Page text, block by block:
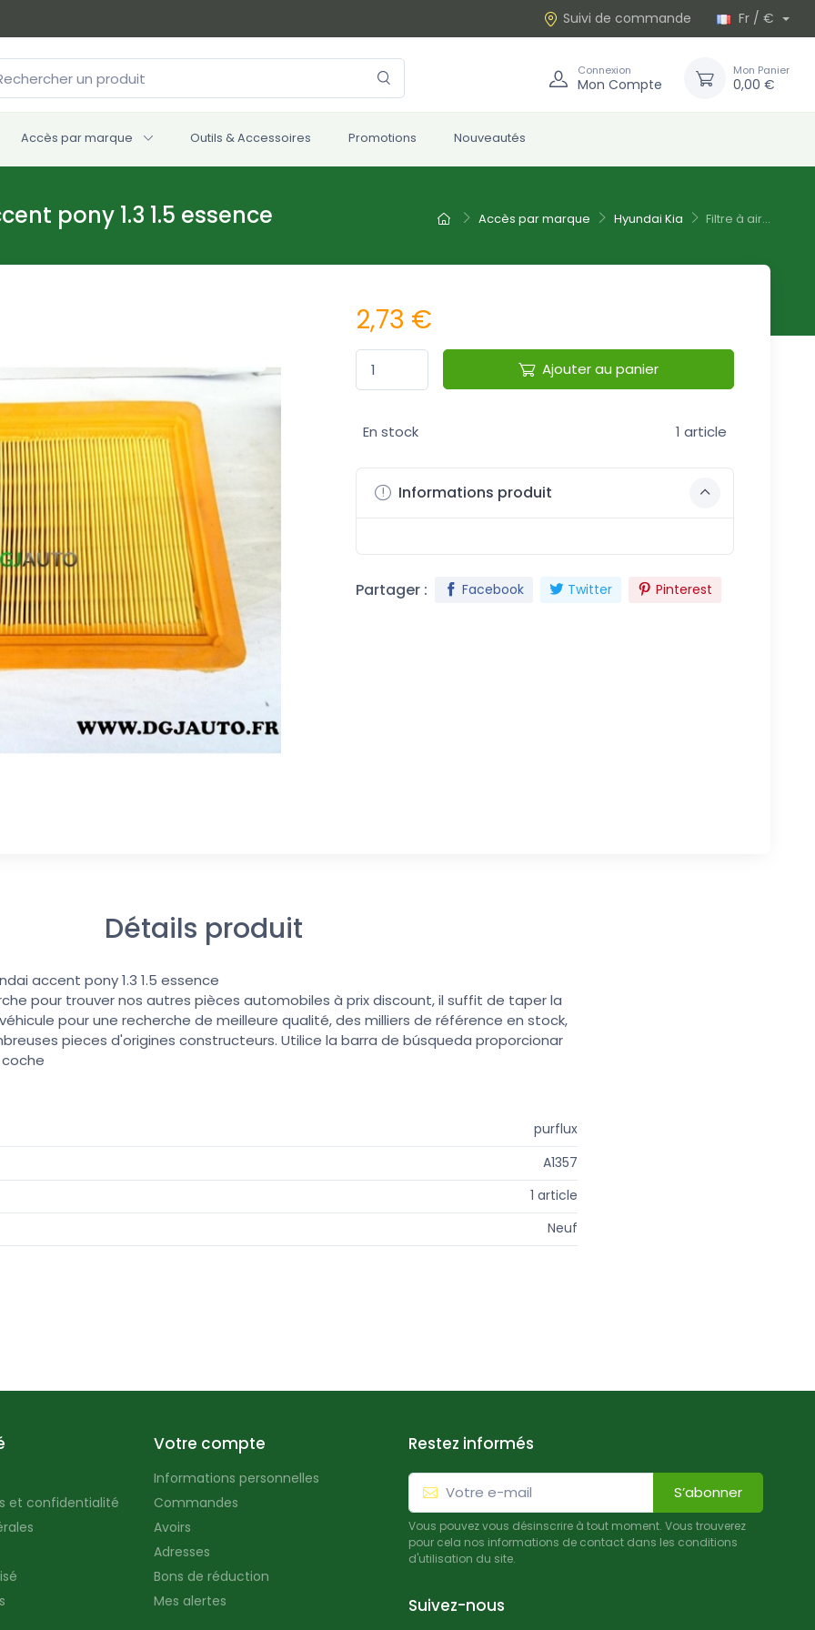
Suivi de commande Fr / €
Connexion
Mon Compte
Mon Panier
0,00 €
Accès par marque Outils & Accessoires Promotions Nouveautés
Accès par marque Hyundai Kia Filtre à air...
pony 1.3 1.5 essence
2,73 €
Ajouter au panier
En stock 1 article
Informations produit
Partager : Facebook Twitter Pinterest
Détails produit
accent pony 1.3 1.5 essence
pour trouver nos autres pièces automobiles à prix discount, il suffit de taper la
pour une recherche de meilleure qualité, des milliers de référence en stock,
pieces d'origines constructeurs. Utilice la barra de búsqueda proporcionar
purflux
A1357
1 article
Neuf
et confidentialité
Votre compte
Informations personnelles
Commandes
Avoirs
Adresses
Bons de réduction
Mes alertes
Restez informés
S’abonner
Vous pouvez vous désinscrire à tout moment. Vous trouverez
pour cela nos informations de contact dans les conditions
d'utilisation du site.
Suivez-nous